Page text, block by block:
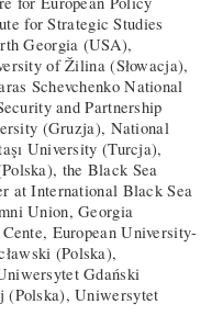
for Strategic Studies
Georgia (USA),
of Žilina (Słowacja),
Schevchenko National
and Partnership
(Gruzja), National
University (Turcja),
the Black Sea
at International Black Sea
Union, Georgia
European University-
(Polska),
Gdański
(Polska), Uniwersytet